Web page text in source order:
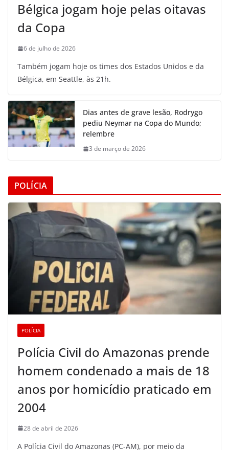
Bélgica jogam hoje pelas oitavas
da Copa
6 de julho de 2026
Também jogam hoje os times dos Estados Unidos e da
Bélgica, em Seattle, às 21h.
Dias antes de grave lesão, Rodrygo
pediu Neymar na Copa do Mundo;
relembre
3 de março de 2026
POLÍCIA
POLÍCIA
Polícia Civil do Amazonas prende
homem condenado a mais de 18
anos por homicídio praticado em
2004
28 de abril de 2026
A Polícia Civil do Amazonas (PC-AM), por meio da